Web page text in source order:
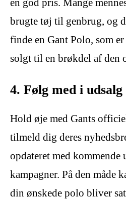
brugte tøj til genbrug, og
finde en Gant Polo, som
solgt til en brøkdel af den
4. Følg med i
Hold øje med Gants
tilmeld dig deres
opdateret med kommende
kampagner. På den måde
din ønskede polo bliver